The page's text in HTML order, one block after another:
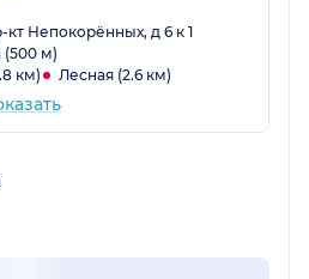
кт Непокорённых, д 6 к 1
м)
км)
Лесная (2.6 км)